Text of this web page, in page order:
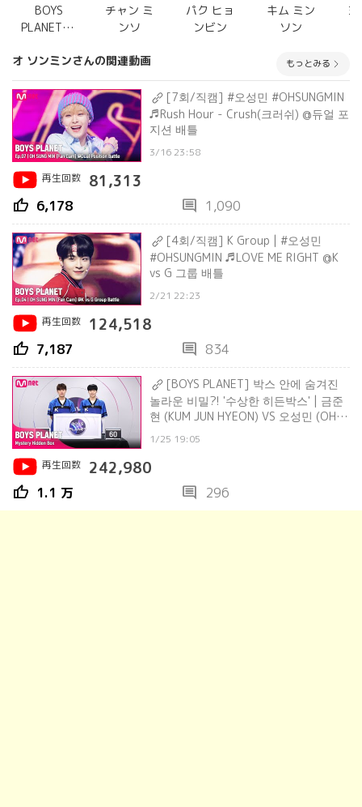
BOYS
PLANET(ボ
チャン ミ
ンソ
パク ヒョ
ンビン
キム ミン
ソン
オ ソンミンさんの関連動画 もっとみる
[7회/직캠] #오성민 #OHSUNGMIN
♬Rush Hour - Crush(크러쉬) @듀얼 포
지션 배틀
3/16 23:58
再生回数
81,313
thumb_up 6,178 comment 1,090
[4회/직캠] K Group | #오성민
#OHSUNGMIN ♬LOVE ME RIGHT @K
vs G 그룹 배틀
2/21 22:23
再生回数
124,518
thumb_up 7,187 comment 834
[BOYS PLANET] 박스 안에 숨겨진
놀라운 비밀?! '수상한 히든박스' | 금준
현 (KUM JUN HYEON) VS 오성민 (OH
1/25 19:05
再生回数
242,980
thumb_up 1.1 万 comment 296